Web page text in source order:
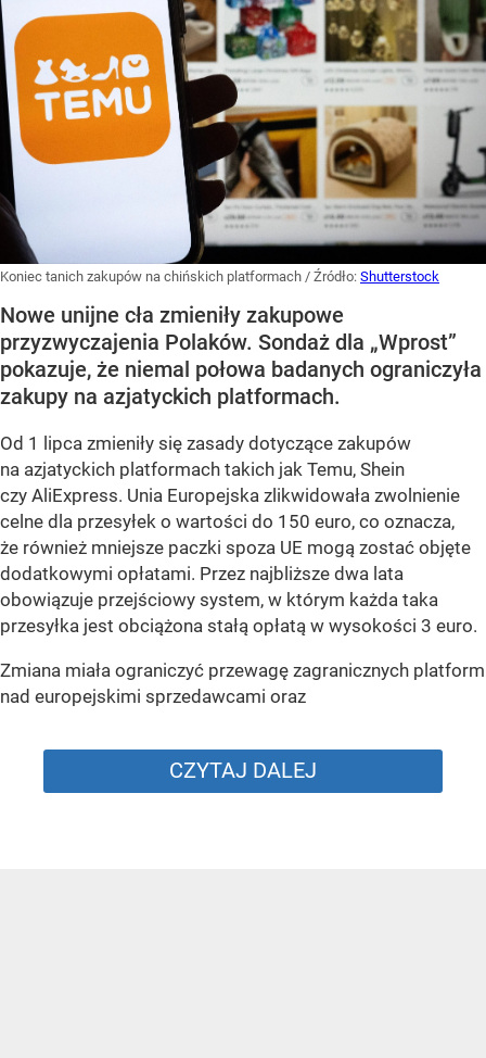
Koniec tanich zakupów na chińskich platformach / Źródło: Shutterstock
Nowe unijne cła zmieniły zakupowe
przyzwyczajenia Polaków. Sondaż dla „Wprost”
pokazuje, że niemal połowa badanych ograniczyła
zakupy na azjatyckich platformach.
Od 1 lipca zmieniły się zasady dotyczące zakupów
na azjatyckich platformach takich jak Temu, Shein
czy AliExpress. Unia Europejska zlikwidowała zwolnienie
celne dla przesyłek o wartości do 150 euro, co oznacza,
że również mniejsze paczki spoza UE mogą zostać objęte
dodatkowymi opłatami. Przez najbliższe dwa lata
obowiązuje przejściowy system, w którym każda taka
przesyłka jest obciążona stałą opłatą w wysokości 3 euro.
Zmiana miała ograniczyć przewagę zagranicznych platform
nad europejskimi sprzedawcami oraz
CZYTAJ DALEJ